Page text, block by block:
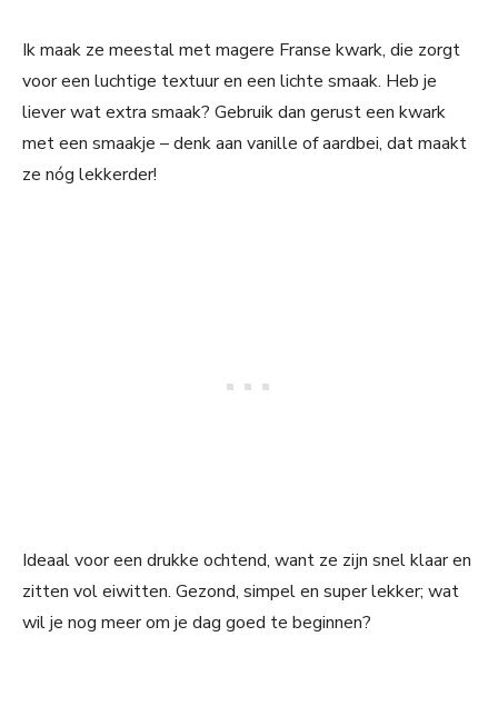
Ik maak ze meestal met magere Franse kwark, die zorgt
voor een luchtige textuur en een lichte smaak. Heb je
liever wat extra smaak? Gebruik dan gerust een kwark
met een smaakje – denk aan vanille of aardbei, dat maakt
ze nóg lekkerder!
Ideaal voor een drukke ochtend, want ze zijn snel klaar en
zitten vol eiwitten. Gezond, simpel en super lekker; wat
wil je nog meer om je dag goed te beginnen?